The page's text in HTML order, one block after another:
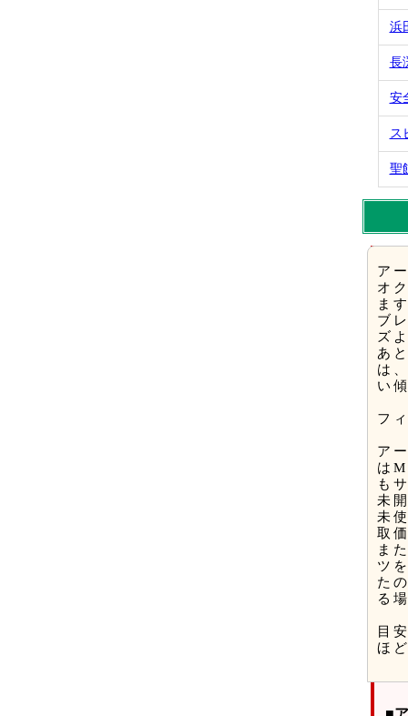
浜
長
安
ス
聖
ア
オ
ま
ブ
ズ
あ
は
い
フ
ア
は
も
未
未
取
ま
ツ
た
る
目
ほ